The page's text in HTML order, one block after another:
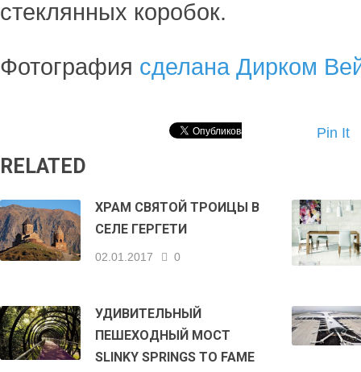
стеклянных коробок.
Фотография сделана Дирком
Pin It
RELATED
ХРАМ СВЯТОЙ ТРОИЦЫ В
СЕЛЕ ГЕРГЕТИ
02.01.2017 0
УДИВИТЕЛЬНЫЙ
ПЕШЕХОДНЫЙ МОСТ
SLINKY SPRINGS TO FAME